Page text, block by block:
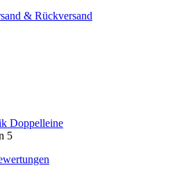
& Rückversand
Doppelleine
5